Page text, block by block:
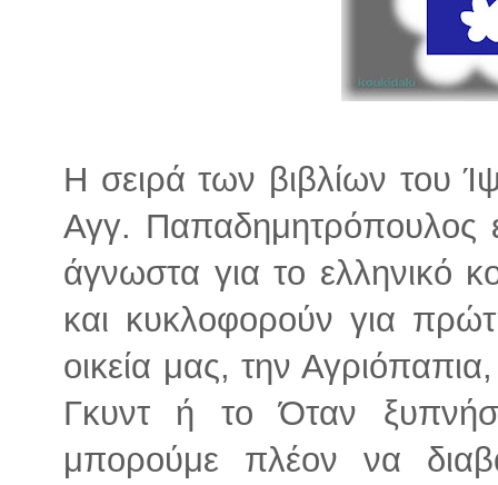
Η σειρά των βιβλίων του
Αγγ. Παπαδημητρόπουλος
άγνωστα για το ελληνικό
και κυκλοφορούν για
οικεία μας, την
Γκυντ ή το Όταν
μπορούμε πλέον να